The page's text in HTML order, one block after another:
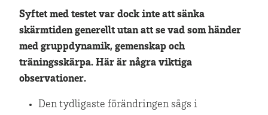
Syftet med testet var dock inte att sänka
skärmtiden generellt utan att se vad som händer
med gruppdynamik, gemenskap och
träningsskärpa. Här är några viktiga
observationer.
Den tydligaste förändringen sågs i